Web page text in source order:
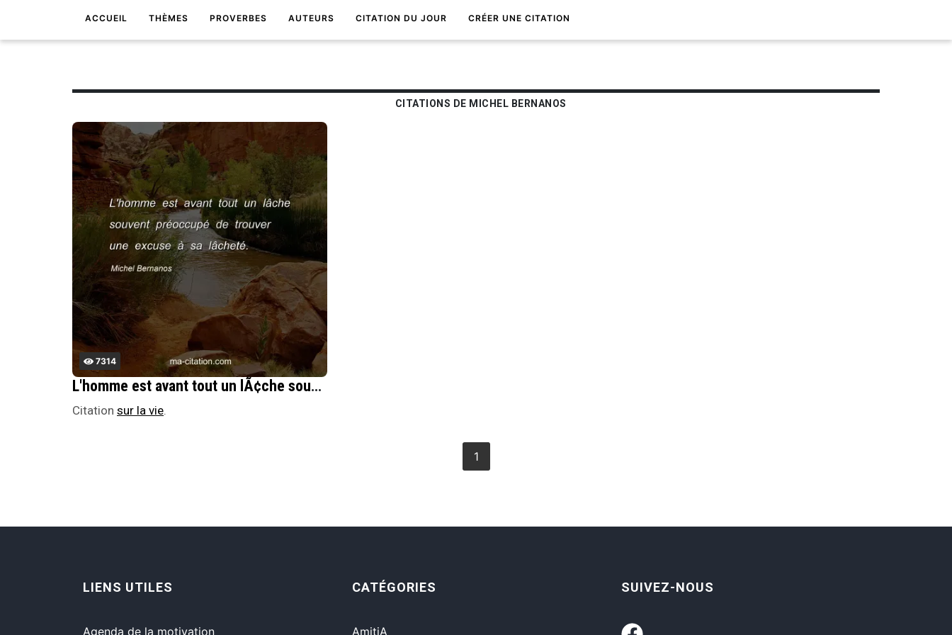
ACCUEIL THÈMES PROVERBES AUTEURS CITATION DU JOUR CRÉER UNE CITATION
CITATIONS DE MICHEL BERNANOS
7314
L'homme est avant tout un lÃ¢che souvent prÃ©occupÃ© de trouver une excuse Ã sa lÃ¢chetÃ©.
Citation sur la vie.
1
LIENS UTILES
Agenda de la motivation
CATÉGORIES
AmitiA
SUIVEZ-NOUS